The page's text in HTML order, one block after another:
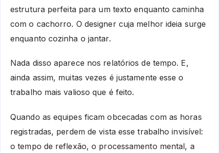
estrutura perfeita para um texto enquanto caminha
com o cachorro. O designer cuja melhor ideia surge
enquanto cozinha o jantar.
Nada disso aparece nos relatórios de tempo. E,
ainda assim, muitas vezes é justamente esse o
trabalho mais valioso que é feito.
Quando as equipes ficam obcecadas com as horas
registradas, perdem de vista esse trabalho invisível:
o tempo de reflexão, o processamento mental, a